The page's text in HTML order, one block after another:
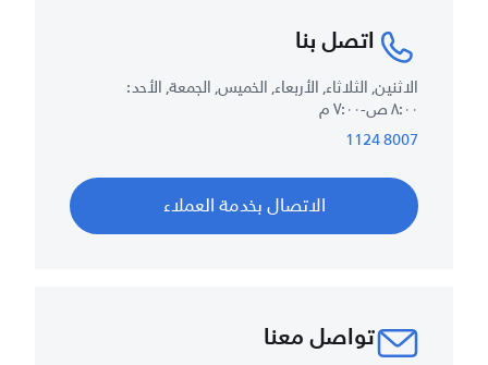
اتصل بنا
الاثنين, الثلاثاء, الأربعاء, الخميس, الجمعة, الأحد :
٨:٠٠ ص-٧:٠٠ م
8007 1124
الاتصال بخدمة العملاء
تواصل معنا